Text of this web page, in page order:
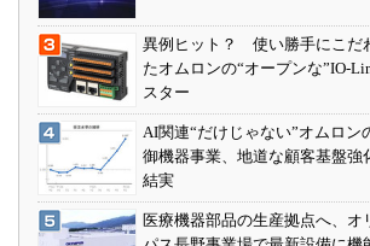
異例ヒット？ 使い勝手にこだ
たオムロンの“オープンな”IO-
スター
AI関連“だけじゃない”オムロン
御機器事業、地道な顧客基盤強
結実
医療機器部品の生産拠点へ、オ